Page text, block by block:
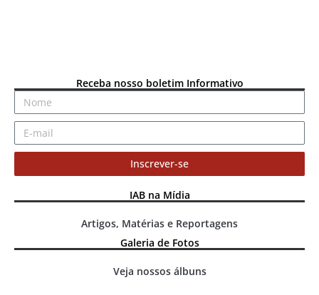
Receba nosso boletim Informativo
Inscrever-se
IAB na Mídia
Artigos, Matérias e Reportagens
Galeria de Fotos
Veja nossos álbuns